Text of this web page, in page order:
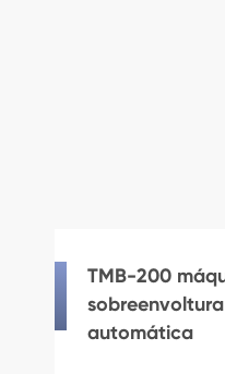
TMB-200
sobreenvoltura
automática